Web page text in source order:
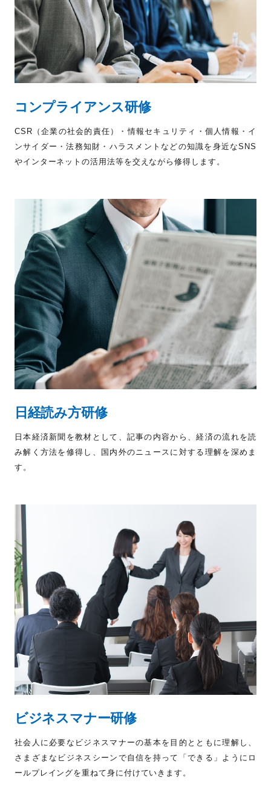
コンプライアンス研修
CSR（企業の社会的責任）・情報セキュリティ・個人情報・イ
ンサイダー・法務知財・ハラスメントなどの知識を身近なSNS
やインターネットの活用法等を交えながら修得します。
日経読み方研修
日本経済新聞を教材として、記事の内容から、経済の流れを読
み解く方法を修得し、国内外のニュースに対する理解を深めま
す。
ビジネスマナー研修
社会人に必要なビジネスマナーの基本を目的とともに理解し、
さまざまなビジネスシーンで自信を持って「できる」ようにロ
ールプレイングを重ねて身に付けていきます。